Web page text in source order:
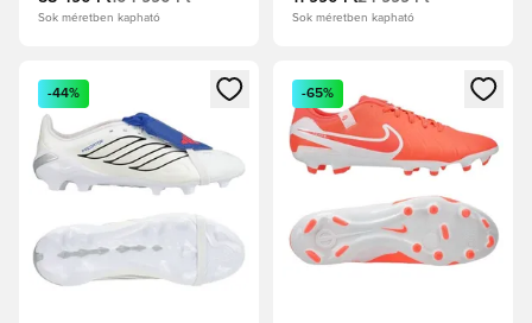
Sok méretben kapható Sok méretben kapható
Megnyit egy modált a bejelentkezéshez vagy a tagként
-44%
Megnyit egy modált a
-65%